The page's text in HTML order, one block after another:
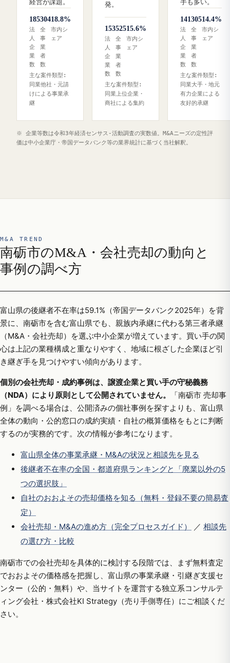
185
法
人
企
業
数
304
全
事
業
者
数
18.8%
市内シ
ェア
主な案件類型:
同業他社・元請
けによる事業承
継
発。
153
法
人
企
業
数
525
全
事
業
者
数
15.6%
市内シ
ェア
主な案件類型:
同業上位企業・
商社による集約
141
法
人
企
業
数
305
全
事
業
者
数
14.4%
市内シ
ェア
主な案件類型:
同業大手・地元
有力企業による
友好的承継
※ 企業等数は令和3年経済センサス‐活動調査の実数値。M&Aニーズの定性評
価は中小企業庁・帝国データバンク等の業界統計に基づく当社解釈。
M&A TREND
南砺市のM&A・会社売却の動向と
事例の調べ方
富山県の後継者不在率は59.1%（帝国データバンク2025年）を背
景に、南砺市を含む富山県でも、親族内承継に代わる第三者承継
（M&A・会社売却）を選ぶ中小企業が増えています。買い手の関
心は上記の業種構成と重なりやすく、地域に根ざした企業ほど引
き継ぎ手を見つけやすい傾向があります。
個別の会社売却・成約事例は、譲渡企業と買い手の守秘義務
（NDA）により原則として公開されていません。
「南砺市 売却事
例」を調べる場合は、公開済みの個社事例を探すよりも、富山県
全体の動向・公的窓口の成約実績・自社の概算価格をもとに判断
するのが実務的です。次の情報が参考になります。
富山県全体の事業承継・M&Aの状況と相談先を見る
後継者不在率の全国・都道府県ランキングと「廃業以外の5
つの選択肢」
自社のおおよその売却価格を知る（無料・登録不要の簡易査
定）
会社売却・M&Aの進め方（完全プロセスガイド）
／ 相談先
の選び方・比較
南砺市での会社売却を具体的に検討する段階では、まず無料査定
でおおよその価格感を把握し、富山県の事業承継・引継ぎ支援セ
ンター（公的・無料）や、当サイトを運営する独立系コンサルテ
ィング会社・株式会社KI Strategy（売り手側専任）にご相談くだ
さい。